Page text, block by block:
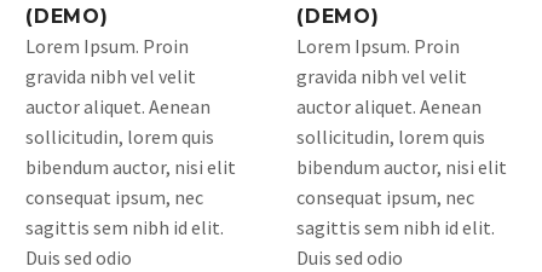
(DEMO)
Lorem Ipsum. Proin
gravida nibh vel velit
auctor aliquet. Aenean
sollicitudin, lorem quis
bibendum auctor, nisi elit
consequat ipsum, nec
sagittis sem nibh id elit.
Duis sed odio
(DEMO)
Lorem Ipsum. Proin
gravida nibh vel velit
auctor aliquet. Aenean
sollicitudin, lorem quis
bibendum auctor, nisi elit
consequat ipsum, nec
sagittis sem nibh id elit.
Duis sed odio